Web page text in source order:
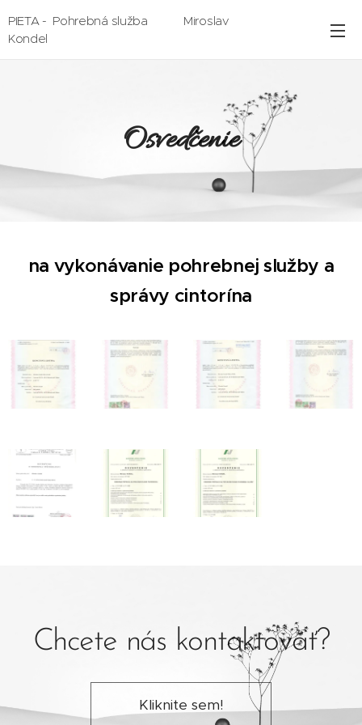
PIETA - Pohrebná služba Miroslav
Kondel
Osvedčenie
na vykonávanie pohrebnej služby a
správy cintorína
Chcete nás kontaktovať?
Kliknite sem!